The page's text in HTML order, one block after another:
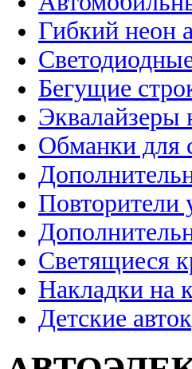
Гибкий неон
Бегущие
Эквалайзеры
Обманки для
Повторители
Светящиеся
Накладки на
Детские